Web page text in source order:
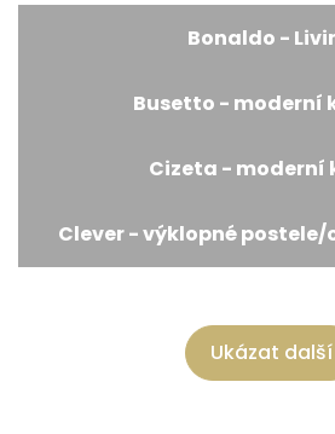
Bonaldo -
Busetto - moderní
Cizeta - moderní
Clever - výklopné
Ukázat další